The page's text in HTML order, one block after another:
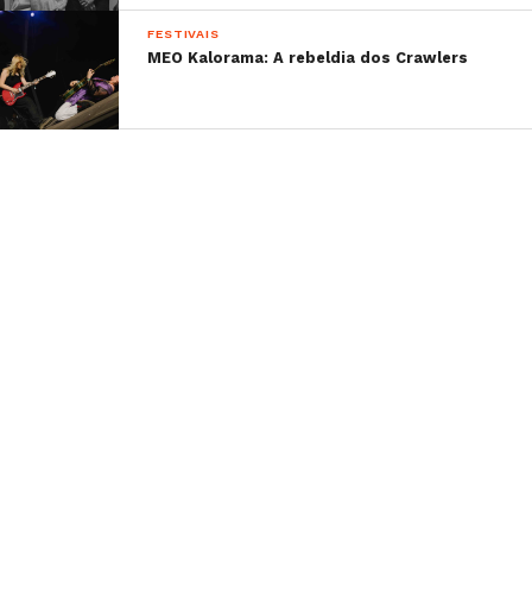
FESTIVAIS
MEO Kalorama: A rebeldia dos Crawlers